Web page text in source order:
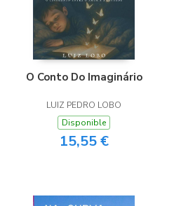
O Conto Do Imaginário
LUIZ PEDRO LOBO
Disponible
15,55 €